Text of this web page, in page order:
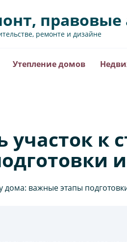
ремонте и дизайне
Утепление домов
участок к